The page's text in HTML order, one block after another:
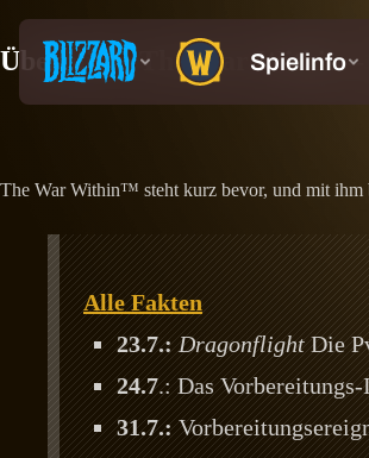
Überblick: The War Within –
The War Within™ steht kurz bevor, und mit ihm
Alle Fakten
23.7.: DragonflightDie
24.7.: Das
31.7.: